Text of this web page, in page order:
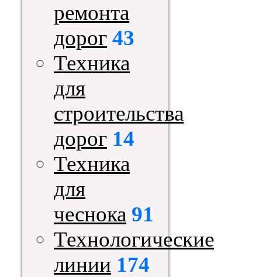
ремонта
дорог 43
Техника
для
строительства
дорог 14
Техника
для
чеснока 91
Технологические
линии 174